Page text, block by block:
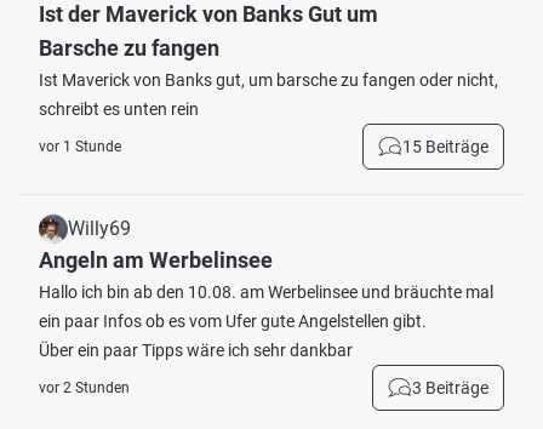
Ist der Maverick von Banks Gut um
Barsche zu fangen
Ist Maverick von Banks gut, um barsche zu fangen oder nicht,
schreibt es unten rein
vor 1 Stunde 15 Beiträge
Willy69
Angeln am Werbelinsee
Hallo ich bin ab den 10.08. am Werbelinsee und bräuchte mal
ein paar Infos ob es vom Ufer gute Angelstellen gibt.
Über ein paar Tipps wäre ich sehr dankbar
vor 2 Stunden 3 Beiträge